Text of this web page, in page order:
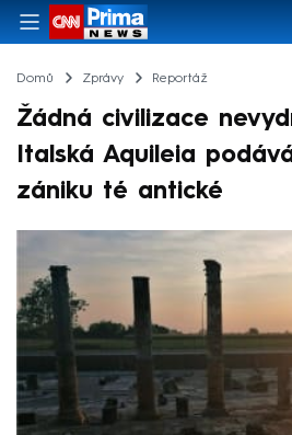
Domů Zprávy Reportáž
Žádná civilizace
Italská Aquileia
zániku té antické